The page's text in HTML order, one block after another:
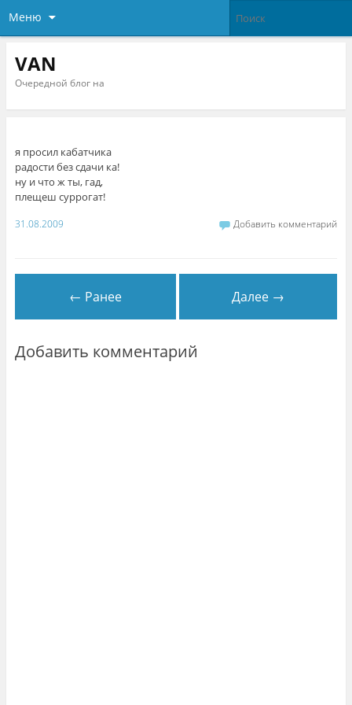
Меню
VAN
Очередной блог на
я просил кабатчика
радости без сдачи ка!
ну и что ж ты, гад,
плещеш суррогат!
31.08.2009 Добавить комментарий
← Ранее Далее →
Добавить комментарий